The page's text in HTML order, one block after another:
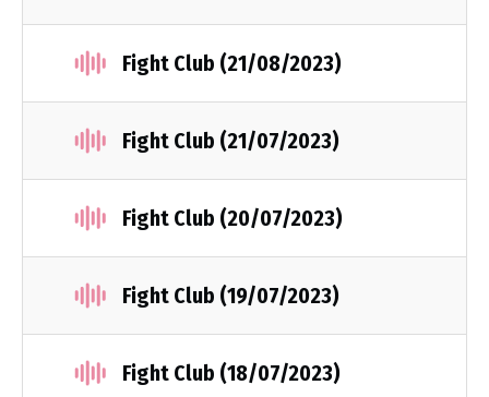
Fight Club (21/08/2023)
Fight Club (21/07/2023)
Fight Club (20/07/2023)
Fight Club (19/07/2023)
Fight Club (18/07/2023)